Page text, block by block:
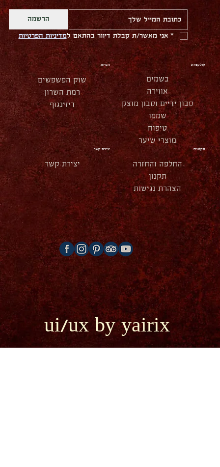
תקנונים
החלפה והחזרה
תקנון
הצהרת נגישות
חנויות
שוק הפשפשים
רמת השרון
דיזינגוף
יצירת קשר
יצירת קשר
קולקציות
בשמים
אווירה
סבון ידיים וסבון מוצק
שמפו
טיפוח
מוצרי שיער
הרשמה
* אני מאשר/ת קבלת דיוור בהתאם למדיניות הפרטיות
ui/ux by yairix